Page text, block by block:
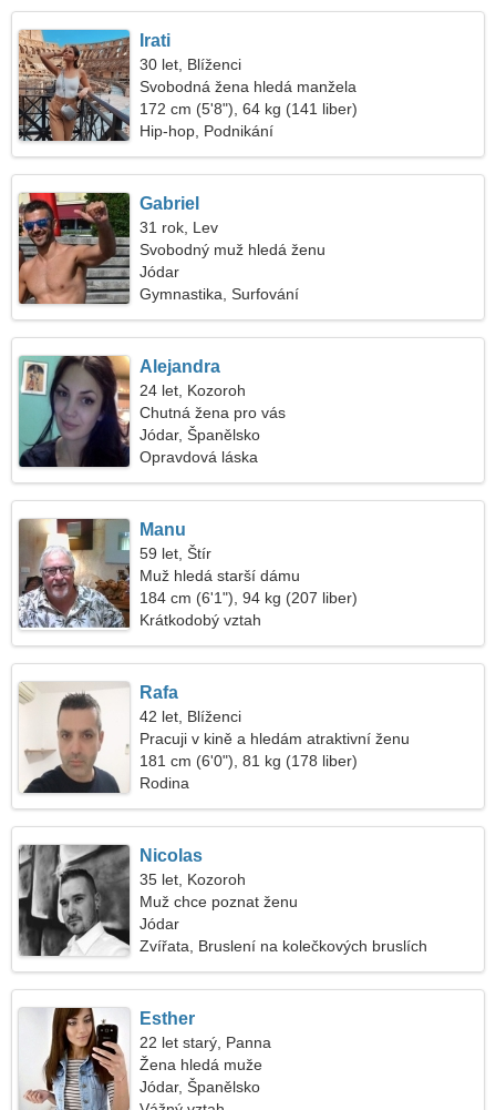
Irati
30 let, Blíženci
Svobodná žena hledá manžela
172 cm (5'8"), 64 kg (141 liber)
Hip-hop, Podnikání
Gabriel
31 rok, Lev
Svobodný muž hledá ženu
Jódar
Gymnastika, Surfování
Alejandra
24 let, Kozoroh
Chutná žena pro vás
Jódar, Španělsko
Opravdová láska
Manu
59 let, Štír
Muž hledá starší dámu
184 cm (6'1"), 94 kg (207 liber)
Krátkodobý vztah
Rafa
42 let, Blíženci
Pracuji v kině a hledám atraktivní ženu
181 cm (6'0"), 81 kg (178 liber)
Rodina
Nicolas
35 let, Kozoroh
Muž chce poznat ženu
Jódar
Zvířata, Bruslení na kolečkových bruslích
Esther
22 let starý, Panna
Žena hledá muže
Jódar, Španělsko